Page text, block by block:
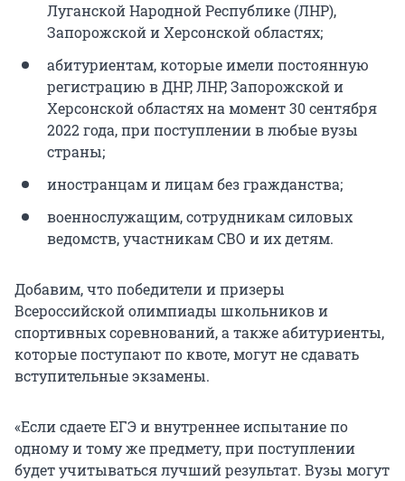
Луганской Народной Республике (ЛНР),
Запорожской и Херсонской областях;
абитуриентам, которые имели постоянную
регистрацию в ДНР, ЛНР, Запорожской и
Херсонской областях на момент 30 сентября
2022 года, при поступлении в любые вузы
страны;
иностранцам и лицам без гражданства;
военнослужащим, сотрудникам силовых
ведомств, участникам СВО и их детям.
Добавим, что победители и призеры
Всероссийской олимпиады школьников и
спортивных соревнований, а также абитуриенты,
которые поступают по квоте, могут не сдавать
вступительные экзамены.
«Если сдаете ЕГЭ и внутреннее испытание по
одному и тому же предмету, при поступлении
будет учитываться лучший результат. Вузы могут